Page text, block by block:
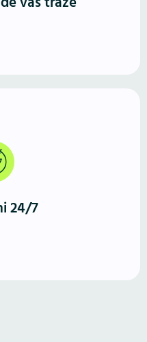
24/7
WordPress sajt radi
mogu da istraže u bilo
sa bilo kog uređaja.